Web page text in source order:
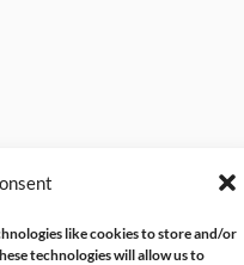
like cookies to store and/or
technologies will allow us to